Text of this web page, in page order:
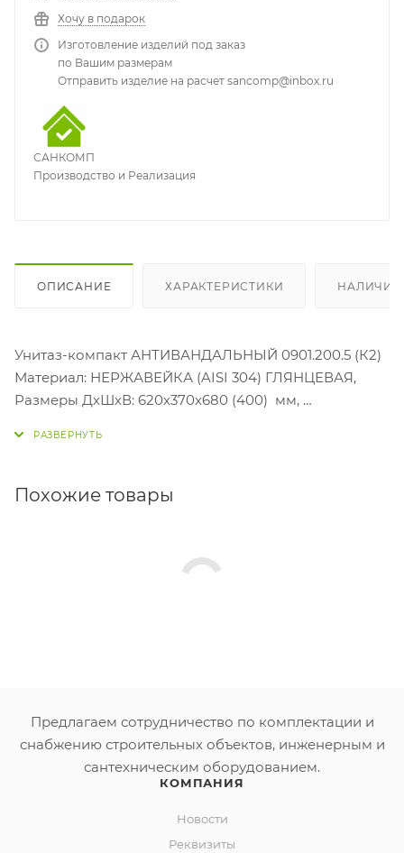
Хочу в подарок
Изготовление изделий под заказ
по Вашим размерам
Отправить изделие на расчет sancomp@inbox.ru
САНКОМП
Производство и Реализация
ОПИСАНИЕ ХАРАКТЕРИСТИКИ НАЛИЧИЕ
Унитаз-компакт АНТИВАНДАЛЬНЫЙ 0901.200.5 (К2)
Материал: НЕРЖАВЕЙКА (AISI 304) ГЛЯНЦЕВАЯ,
Размеры ДхШхВ: 620х370х680 (400) мм,
Сидение ABS-пластик ЧЕРНОЕ
Похожие товары
Предлагаем сотрудничество по комплектации и
снабжению строительных объектов, инженерным и
сантехническим оборудованием.
КОМПАНИЯ
Новости
Реквизиты